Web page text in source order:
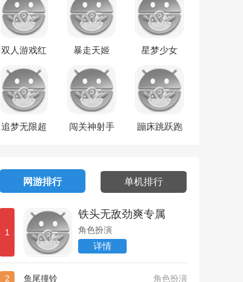
双人游戏红
暴走天姬 星梦少女
追梦无限超
闯关神射手 蹦床跳跃跑
网游排行 单机排行
1
铁头无敌劲爽专属
角色扮演
详情
2 鱼尾撞铃 角色扮演